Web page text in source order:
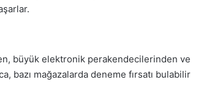
büyük elektronik perakendecilerinden ve
bazı mağazalarda deneme fırsatı bulabilir